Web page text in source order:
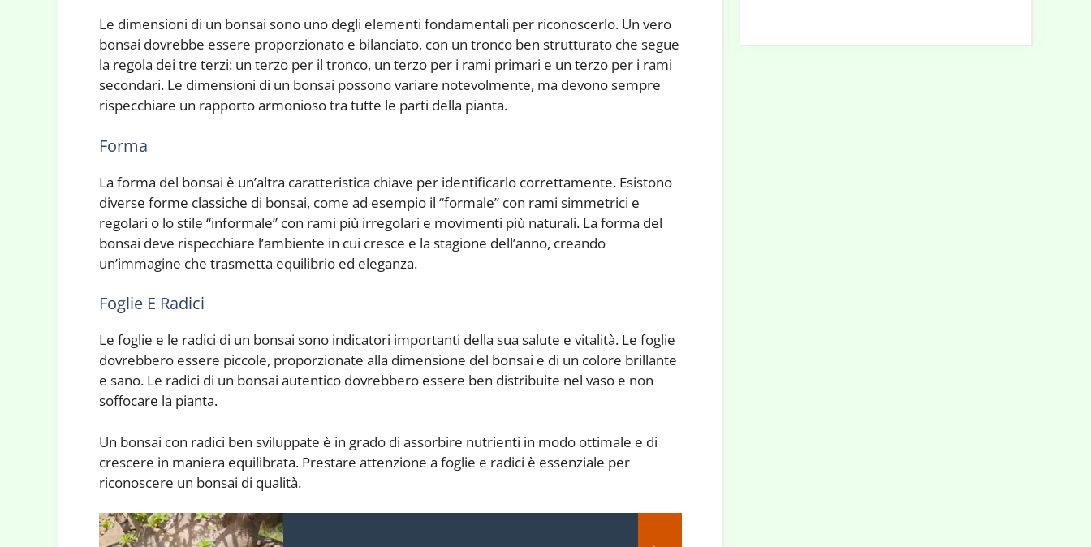
Le dimensioni di un bonsai sono uno degli elementi fondamentali per riconoscerlo. Un vero
bonsai dovrebbe essere proporzionato e bilanciato, con un tronco ben strutturato che segue
la regola dei tre terzi: un terzo per il tronco, un terzo per i rami primari e un terzo per i rami
secondari. Le dimensioni di un bonsai possono variare notevolmente, ma devono sempre
rispecchiare un rapporto armonioso tra tutte le parti della pianta.
Forma
La forma del bonsai è un’altra caratteristica chiave per identificarlo correttamente. Esistono
diverse forme classiche di bonsai, come ad esempio il “formale” con rami simmetrici e
regolari o lo stile “informale” con rami più irregolari e movimenti più naturali. La forma del
bonsai deve rispecchiare l’ambiente in cui cresce e la stagione dell’anno, creando
un’immagine che trasmetta equilibrio ed eleganza.
Foglie E Radici
Le foglie e le radici di un bonsai sono indicatori importanti della sua salute e vitalità. Le foglie
dovrebbero essere piccole, proporzionate alla dimensione del bonsai e di un colore brillante
e sano. Le radici di un bonsai autentico dovrebbero essere ben distribuite nel vaso e non
soffocare la pianta.
Un bonsai con radici ben sviluppate è in grado di assorbire nutrienti in modo ottimale e di
crescere in maniera equilibrata. Prestare attenzione a foglie e radici è essenziale per
riconoscere un bonsai di qualità.